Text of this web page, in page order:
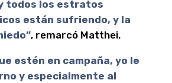
todos los estratos
están sufriendo, y la
, remarcó Matthei.
estén en campaña, yo le
y especialmente al